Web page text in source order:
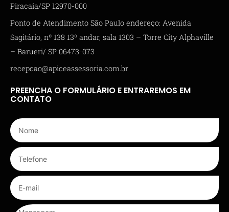
Piracaia/SP 12970-000
Ponto de Atendimento São Paulo endereço: Avenida
Sagitário, nº 138 13º andar, sala 1303 – Torre City Alphaville
– Barueri/ SP 06473-073
recepcao@apiceassessoria.com.br
PREENCHA O FORMULÁRIO E ENTRAREMOS EM
CONTATO